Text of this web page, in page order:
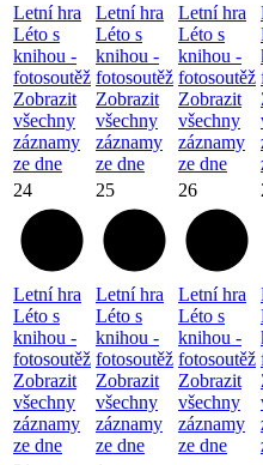
Letní hra
Léto s
knihou -
fotosoutěž
Zobrazit
všechny
záznamy
ze dne
Letní hra
Léto s
knihou -
fotosoutěž
Zobrazit
všechny
záznamy
ze dne
Letní hra
Léto s
knihou -
fotosoutěž
Zobrazit
všechny
záznamy
ze dne
24
Letní hra
Léto s
knihou -
fotosoutěž
Zobrazit
všechny
záznamy
ze dne
25
Letní hra
Léto s
knihou -
fotosoutěž
Zobrazit
všechny
záznamy
ze dne
26
Letní hra
Léto s
knihou -
fotosoutěž
Zobrazit
všechny
záznamy
ze dne